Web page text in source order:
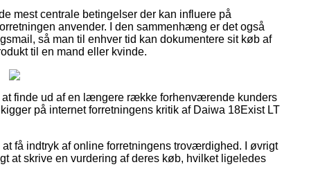
mest centrale betingelser der kan influere på
anvender. I den sammenhæng er det også
så man til enhver tid kan dokumentere sit køb af
til en mand eller kvinde.
at finde ud af en længere række forhenværende kunders
på internet forretningens kritik af Daiwa 18Exist LT
få indtryk af online forretningens troværdighed. I øvrigt
at skrive en vurdering af deres køb, hvilket ligeledes